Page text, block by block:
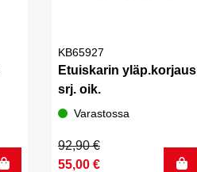
KB65927
Etuiskarin yläp.korjaus
srj. oik.
Varastossa
92,90€
Alkuperäinen
hinta
55,00 €
Nykyinen
hinta